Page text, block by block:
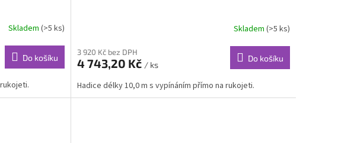
R
M
A
Skladem (>5 ks)
Do košíku
R
M
A
Skladem (>5 ks)
3 920 Kč bez DPH
4 743,20 Kč / ks
Do košíku
Hadice délky 10,0 m s vypínáním přímo na rukojeti.